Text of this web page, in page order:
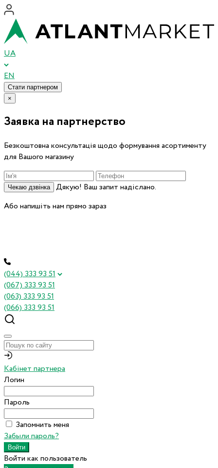
UA
EN
Стати партнером
×
Заявка на партнерство
Безкоштовна консультація щодо формування асортименту
для Вашого магазину
Чекаю дзвінка
Дякую! Ваш запит надіслано.
Або напишіть нам прямо зараз
(044) 333 93 51
(067) 333 93 51
(063) 333 93 51
(066) 333 93 51
Кабінет партнера
Логин
Пароль
Запомнить меня
Забыли пароль?
Войти как пользователь